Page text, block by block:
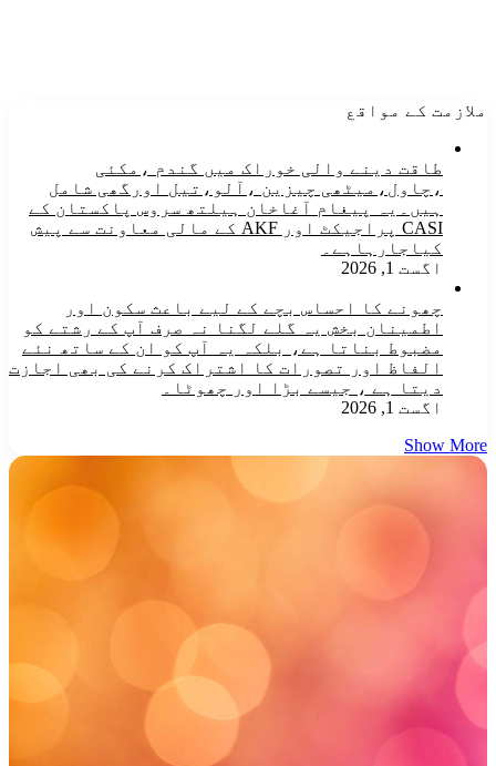
ملازمت کے مواقع
طاقت دینے والی خوراک میں گندم ،مکئی
،چاول،میٹھی چیزین ،آلو،تیل اورگھی شامل
ہیں۔یہ پیغام آغاخان ہیلتھ سروس پاکستان کے
CASI پراجیکٹ اور AKF کے مالی معاونت سے پیش
کیاجارہاہے۔
اگست 1, 2026
چھونے کا احساس بچے کے لیے باعث سکون اور
اطمینان بخش یہ گلے لگنا نہ صرف آپ کے رشتے کو
مضبوط بناتا ہے، بلکہ یہ آپ کو ان کے ساتھ نئے
الفاظ اور تصورات کا اشتراک کرنے کی بھی اجازت
دیتا ہے ، جیسے بڑا اور چھوٹا۔
اگست 1, 2026
Show More